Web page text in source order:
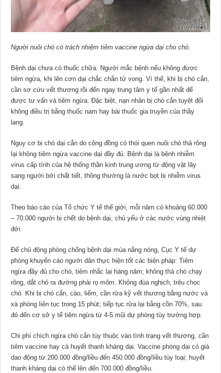
Người nuôi chó có trách nhiệm tiêm vaccine ngừa dại cho chó.
Bệnh dại chưa có thuốc chữa. Người mắc bệnh nếu không được
tiêm ngừa, khi lên cơn dại chắc chắn tử vong. Vì thế, khi bị chó cắn,
cần sơ cứu vết thương rồi đến ngay trung tâm y tế gần nhất để
được tư vấn và tiêm ngừa. Đặc biệt, nạn nhân bị chó cắn tuyệt đối
không điều trị bằng thuốc nam hay bài thuốc gia truyền của thầy
lang.
Nguy cơ bị chó dại cắn do cộng đồng có thói quen nuôi chó thả rông
lại không tiêm ngừa vaccine dại đầy đủ. Bệnh dại là bệnh nhiễm
virus cấp tính của hệ thống thần kinh trung ương từ động vật lây
sang người bởi chất tiết, thông thường là nước bọt bị nhiễm virus
dại.
Theo báo cáo của Tổ chức Y tế thế giới, mỗi năm có khoảng 60.000
– 70.000 người bị chết do bệnh dại, chủ yếu ở các nước vùng nhiệt
đới.
Để chủ động phòng chống bệnh dại mùa nắng nóng, Cục Y tế dự
phòng khuyến cáo người dân thực hiện tốt các biện pháp: Tiêm
ngừa đầy đủ cho chó, tiêm nhắc lại hàng năm; không thả chó chạy
rông, dắt chó ra đường phải rọ mõm. Không đùa nghịch, trêu chọc
chó. Khi bị chó cắn, cào, liếm, cần rửa kỹ vết thương bằng nước và
xà phòng liên tục trong 15 phút; tiếp tục rửa lại bằng cồn 70%, sau
đó đến cơ sở y tế tiêm ngừa từ 4-5 mũi dự phòng tùy trường hợp.
Chi phí chích ngừa chó cắn tùy thuộc vào tình trạng vết thương, cần
tiêm vaccine hay cả huyết thanh kháng dại. Vaccine phòng dại có giá
dao động từ 200.000 đồng/liều đến 450.000 đồng/liều tùy loại; huyết
thanh kháng dại có thể lên đến 700.000 đồng/liều.